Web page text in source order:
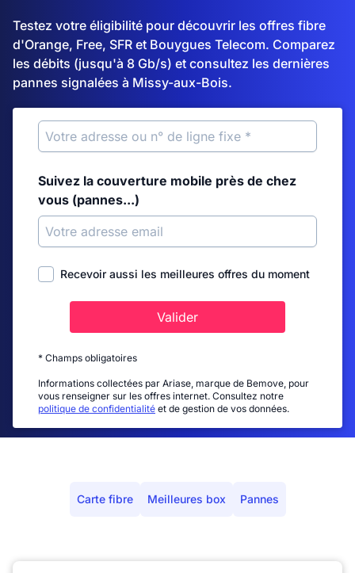
Testez votre éligibilité pour découvrir les offres fibre
d'Orange, Free, SFR et Bouygues Telecom. Comparez
les débits (jusqu'à 8 Gb/s) et consultez les dernières
pannes signalées à Missy-aux-Bois.
Suivez la couverture mobile près de chez
vous (pannes...)
Recevoir aussi les meilleures offres du moment
Valider
* Champs obligatoires
Informations collectées par Ariase, marque de Bemove, pour
vous renseigner sur les offres internet. Consultez notre
politique de confidentialité et de gestion de vos données.
Carte fibre Meilleures box Pannes